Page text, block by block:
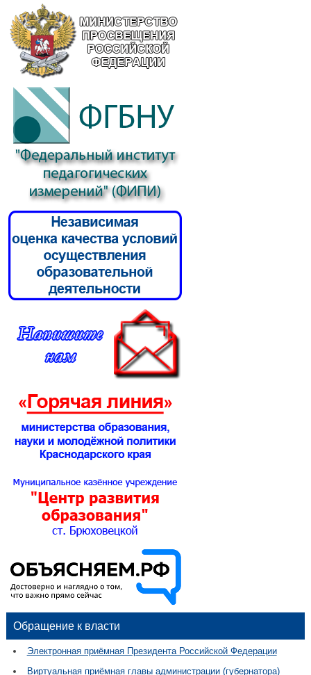
Обращение к власти
Электронная приёмная Президента Российской Федерации
Виртуальная приёмная главы администрации (губернатора)